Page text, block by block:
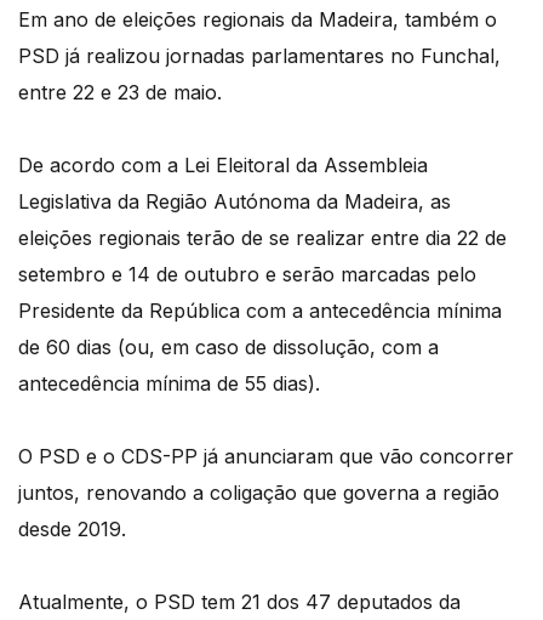
Em ano de eleições regionais da Madeira, também o
PSD já realizou jornadas parlamentares no Funchal,
entre 22 e 23 de maio.
De acordo com a Lei Eleitoral da Assembleia
Legislativa da Região Autónoma da Madeira, as
eleições regionais terão de se realizar entre dia 22 de
setembro e 14 de outubro e serão marcadas pelo
Presidente da República com a antecedência mínima
de 60 dias (ou, em caso de dissolução, com a
antecedência mínima de 55 dias).
O PSD e o CDS-PP já anunciaram que vão concorrer
juntos, renovando a coligação que governa a região
desde 2019.
Atualmente, o PSD tem 21 dos 47 deputados da